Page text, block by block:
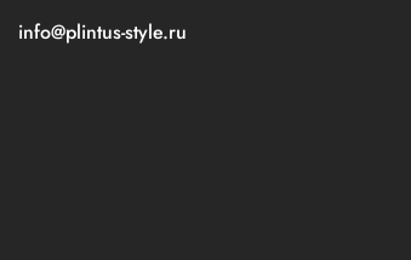
info@plintus-style.ru